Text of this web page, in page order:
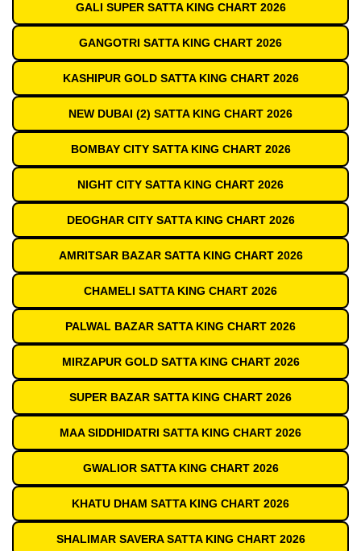
GALI SUPER SATTA KING CHART 2026
GANGOTRI SATTA KING CHART 2026
KASHIPUR GOLD SATTA KING CHART 2026
NEW DUBAI (2) SATTA KING CHART 2026
BOMBAY CITY SATTA KING CHART 2026
NIGHT CITY SATTA KING CHART 2026
DEOGHAR CITY SATTA KING CHART 2026
AMRITSAR BAZAR SATTA KING CHART 2026
CHAMELI SATTA KING CHART 2026
PALWAL BAZAR SATTA KING CHART 2026
MIRZAPUR GOLD SATTA KING CHART 2026
SUPER BAZAR SATTA KING CHART 2026
MAA SIDDHIDATRI SATTA KING CHART 2026
GWALIOR SATTA KING CHART 2026
KHATU DHAM SATTA KING CHART 2026
SHALIMAR SAVERA SATTA KING CHART 2026